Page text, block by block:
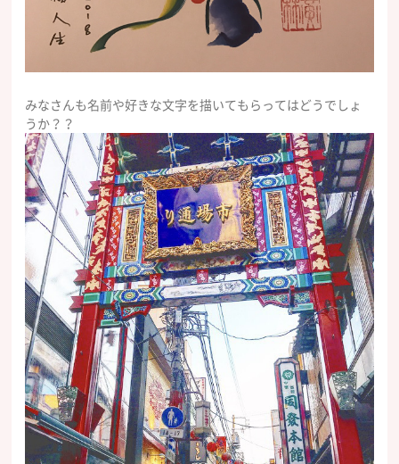
みなさんも名前や好きな文字を描いてもらってはどうでしょ
うか？？